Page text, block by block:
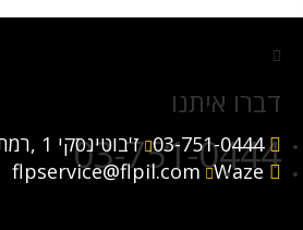
דברו איתנו
03-751-0444
03-751-0444 ז'בוטינסקי 1 ,רמת גן, ישראל, 525001
Waze
flpservice@flpil.com